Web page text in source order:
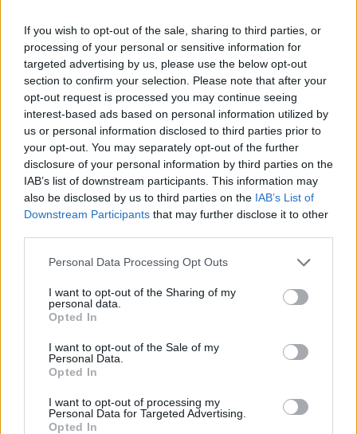
If you wish to opt-out of the sale, sharing to third parties, or
processing of your personal or sensitive information for
targeted advertising by us, please use the below opt-out
section to confirm your selection. Please note that after your
opt-out request is processed you may continue seeing
interest-based ads based on personal information utilized by
us or personal information disclosed to third parties prior to
your opt-out. You may separately opt-out of the further
disclosure of your personal information by third parties on the
IAB’s list of downstream participants. This information may
also be disclosed by us to third parties on the IAB’s List of
Downstream Participants that may further disclose it to other
Please note that this website/app uses one or more Google
not limited to your visit or usage behaviour. You may click to
grant or deny consent to Google and its third-party tags to
use your data for below specified purposes in below Google
consent section.
Personal Data Processing Opt Outs
I want to opt-out of the Sharing of my
personal data.
Opted In
I want to opt-out of the Sale of my
Personal Data.
Opted In
I want to opt-out of processing my
Personal Data for Targeted Advertising.
Opted In
Vuoi rimuovere le pubblicità nazionali?
Puoi abbonarti asoli € 1,10 al mese
cliccandoqui
Sei già abbonato?
Puoi effettuare l'accesso andando nella
sezioneLogindal menù del sito o
cliccandoqui
TEMI:
Comune Di Arzachena
Lavori Parco Arzachena
Entra nel canale telegram di
GalluraOggi.it